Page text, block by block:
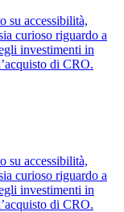
su accessibilità,
curioso riguardo a
investimenti in
di CRO.
su accessibilità,
curioso riguardo a
investimenti in
di CRO.